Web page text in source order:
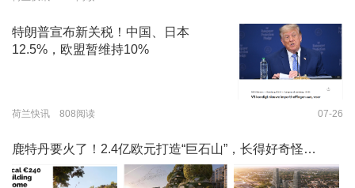
特朗普宣布新关税！中国、日本
12.5%，欧盟暂维持10%
荷兰快讯 808阅读 07-26
鹿特丹要火了！2.4亿欧元打造“巨石山”，长得好奇怪…